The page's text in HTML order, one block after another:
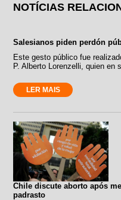
NOTÍCIAS
Salesianos piden perdón
Este gesto público fue
P. Alberto Lorenzelli, quien en
LER MAIS
Chile discute aborto após
padrasto